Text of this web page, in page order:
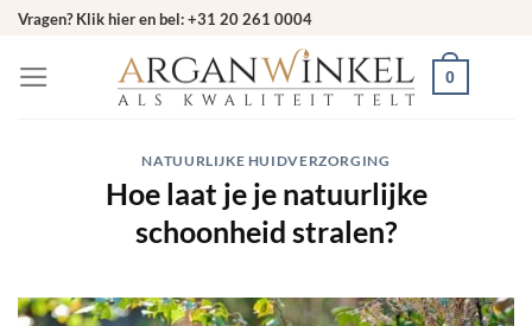
Ga
inhoud
Vragen? Klik hier en bel: +31 20 261 0004
0
NATUURLIJKE HUIDVERZORGING
Hoe laat je je natuurlijke
schoonheid stralen?